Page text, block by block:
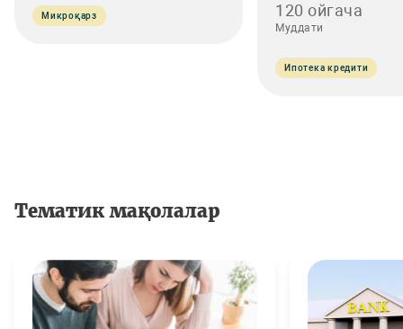
Микроқарз 120 ойгача
Муддати
Ипотека кредити
Тематик мақолалар